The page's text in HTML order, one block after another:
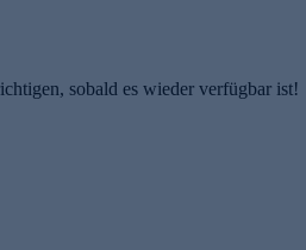
sobald es wieder verfügbar ist!